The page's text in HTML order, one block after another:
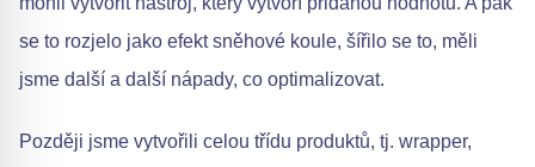
se to rozjelo jako efekt sněhové koule, šířilo se to, měli
jsme další a další nápady, co optimalizovat.
Později jsme vytvořili celou třídu produktů, tj. wrapper,